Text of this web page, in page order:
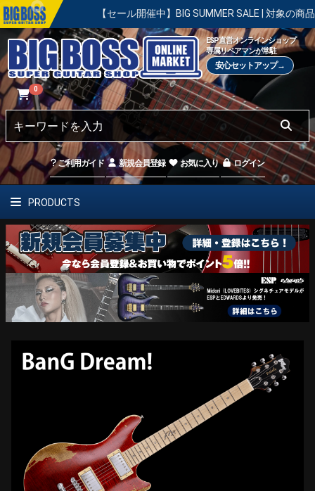
【セール開催中】BIG SUMMER SALE | 対象の商品が真夏のお祭り
ESP直営オンラインショップ
専属リペアマンが常駐
安心セットアップ→
0
ご利用ガイド 新規会員登録 お気に入り ログイン
PRODUCTS